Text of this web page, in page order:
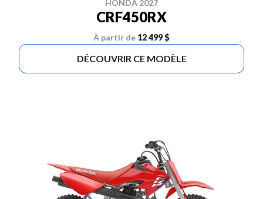
HONDA 2027
CRF450RX
À partir de 12 499 $
DÉCOUVRIR CE MODÈLE